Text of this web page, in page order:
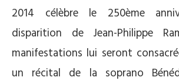
2014 célèbre le 250ème
disparition de Jean-Philippe
manifestations lui seront
un récital de la soprano